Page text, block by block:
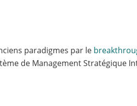
paradigmes par le
de Management Stratégique